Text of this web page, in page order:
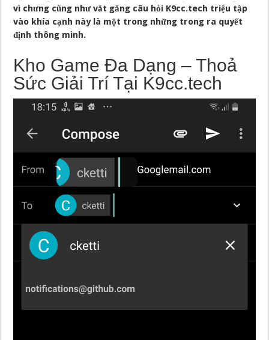
vì chưng cũng như vắt gắng câu hỏi K9cc.tech triệu tập
vào khía cạnh này là một trong những trong ra quyết
định thông minh.
Kho Game Đa Dạng – Thoả
Sức Giải Trí Tại K9cc.tech